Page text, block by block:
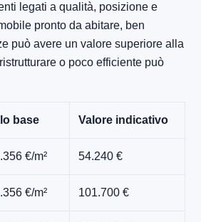
legati a qualità, posizione e
pronto da abitare, ben
può avere un valore superiore alla
o poco efficiente può
base Valore indicativo
€/m² 54.240 €
€/m² 101.700 €